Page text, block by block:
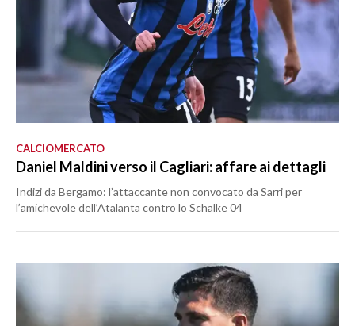
CALCIOMERCATO
Daniel Maldini verso il Cagliari: affare ai dettagli
Indizi da Bergamo: l’attaccante non convocato da Sarri per
l’amichevole dell’Atalanta contro lo Schalke 04